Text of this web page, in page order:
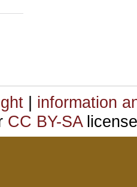
| information
CC BY-SA